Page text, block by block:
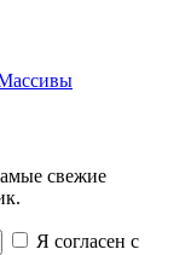
свежие
Я согласен с